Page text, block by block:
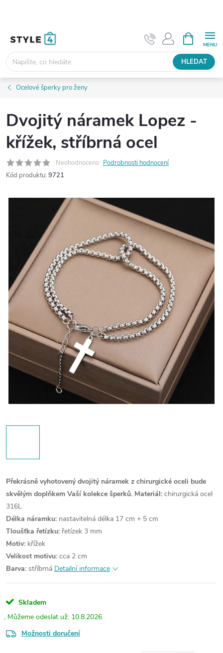
HLEDAT
NÁKUPNÍ
KOŠÍK
Ocelové šperky pro ženy
Dvojitý náramek Lopez -
křížek, stříbrná ocel
Neohodnoceno Podrobnosti hodnocení
Kód produktu: 9721
Překrásně vyhotovený dvojitý náramek z chirurgické oceli bude
skvělým doplňkem Vaší kolekce šperků. Materiál: chirurgická ocel
316L
Délka náramku: nastavitelná délka 17 cm + 5 cm
Tloušťka řetízku: řetízek 3 mm
Motiv: křížek
Velikost motivu: cca 2 cm
Barva: stříbrná Detailní informace
Skladem
10.8.2026
Možnosti doručení